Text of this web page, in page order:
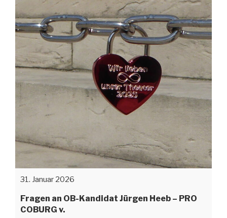
31. Januar 2026
Fragen an OB-Kandidat Jürgen Heeb – PRO
COBURG v.